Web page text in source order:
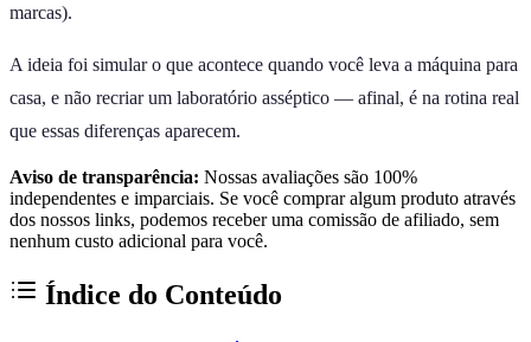
marcas).
A ideia foi simular o que acontece quando você leva a máquina para
casa, e não recriar um laboratório asséptico — afinal, é na rotina real
que essas diferenças aparecem.
Aviso de transparência: Nossas avaliações são 100%
independentes e imparciais. Se você comprar algum produto através
dos nossos links, podemos receber uma comissão de afiliado, sem
nenhum custo adicional para você.
Índice do Conteúdo